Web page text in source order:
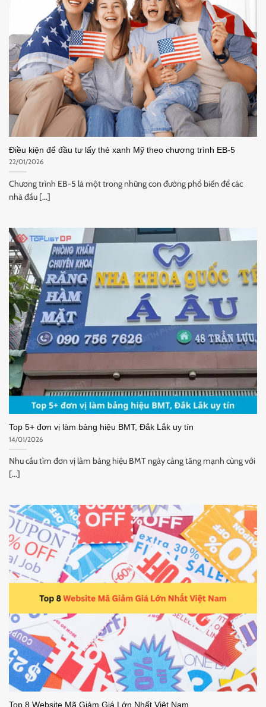
Điều kiện để đầu tư lấy thẻ xanh Mỹ theo chương trình EB-5
22/01/2026
Chương trình EB-5 là một trong những con đường phổ biến để các
nhà đầu [...]
Top 5+ đơn vị làm bảng hiệu BMT, Đắk Lắk uy tín
14/01/2026
Nhu cầu tìm đơn vị làm bảng hiệu BMT ngày càng tăng mạnh cùng với
[...]
Top 8 Website Mã Giảm Giá Lớn Nhất Việt Nam